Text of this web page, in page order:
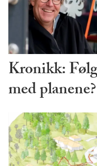
Kronikk:
med planene?